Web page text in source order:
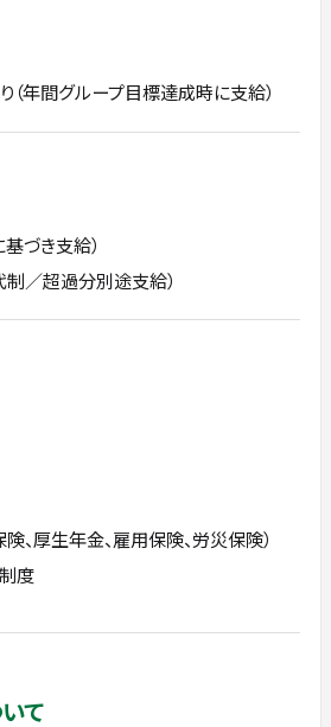
（年間グループ目標達成時に支給）
づき支給）
制／超過分別途支給）
、厚生年金、雇用保険、労災保険）
度
て